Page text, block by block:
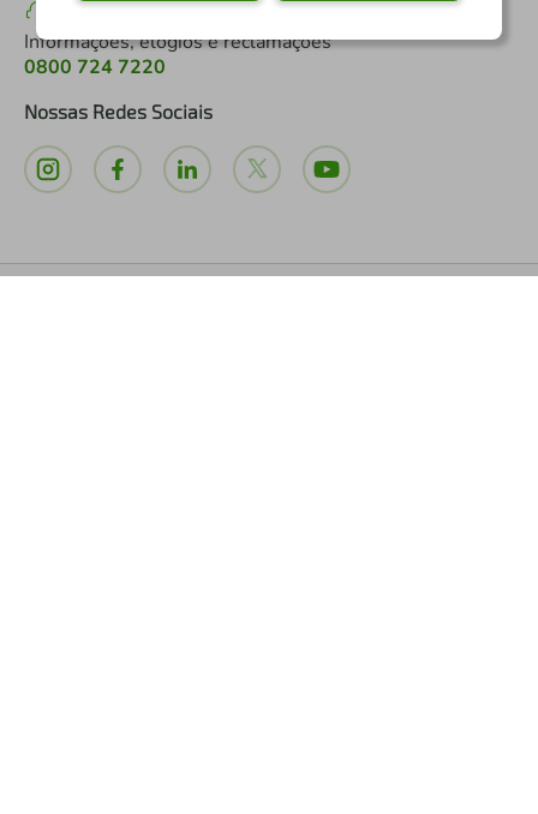
SAC
Informações, elogios e reclamações
0800 724 7220
Nossas Redes Sociais